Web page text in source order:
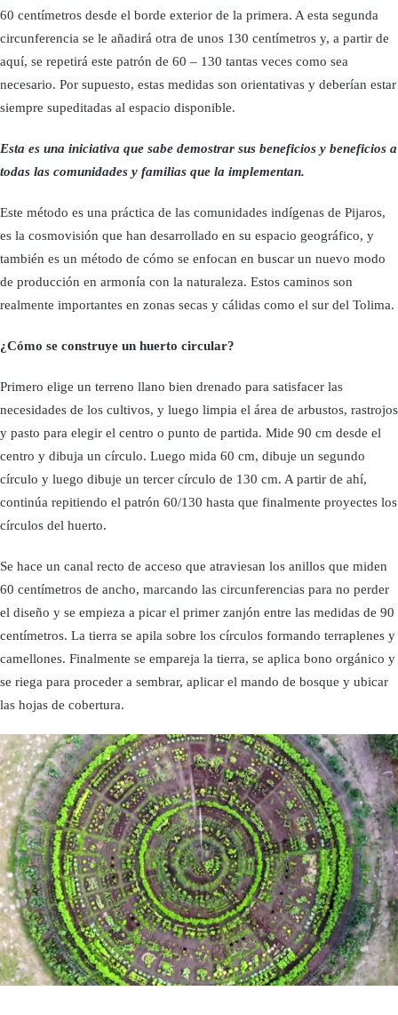
60 centímetros desde el borde exterior de la primera. A esta segunda
circunferencia se le añadirá otra de unos 130 centímetros y, a partir de
aquí, se repetirá este patrón de 60 – 130 tantas veces como sea
necesario. Por supuesto, estas medidas son orientativas y deberían estar
siempre supeditadas al espacio disponible.
Esta es una iniciativa que sabe demostrar sus beneficios y beneficios a
todas las comunidades y familias que la implementan.
Este método es una práctica de las comunidades indígenas de Pijaros,
es la cosmovisión que han desarrollado en su espacio geográfico, y
también es un método de cómo se enfocan en buscar un nuevo modo
de producción en armonía con la naturaleza. Estos caminos son
realmente importantes en zonas secas y cálidas como el sur del Tolima.
¿Cómo se construye un huerto circular?
Primero elige un terreno llano bien drenado para satisfacer las
necesidades de los cultivos, y luego limpia el área de arbustos, rastrojos
y pasto para elegir el centro o punto de partida. Mide 90 cm desde el
centro y dibuja un círculo. Luego mida 60 cm, dibuje un segundo
círculo y luego dibuje un tercer círculo de 130 cm. A partir de ahí,
continúa repitiendo el patrón 60/130 hasta que finalmente proyectes los
círculos del huerto.
Se hace un canal recto de acceso que atraviesan los anillos que miden
60 centímetros de ancho, marcando las circunferencias para no perder
el diseño y se empieza a picar el primer zanjón entre las medidas de 90
centímetros. La tierra se apila sobre los círculos formando terraplenes y
camellones. Finalmente se empareja la tierra, se aplica bono orgánico y
se riega para proceder a sembrar, aplicar el mando de bosque y ubicar
las hojas de cobertura.